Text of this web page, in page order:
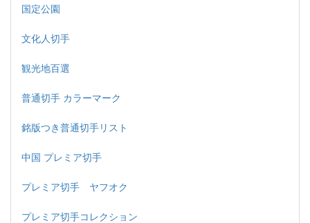
国定公園
文化人切手
観光地百選
普通切手 カラーマーク
銘版つき普通切手リスト
中国 プレミア切手
プレミア切手 ヤフオク
プレミア切手コレクション